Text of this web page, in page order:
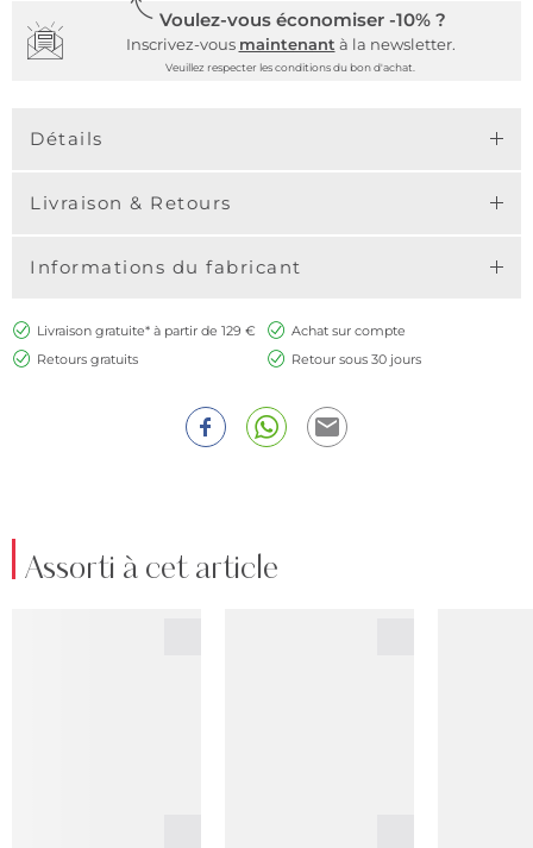
Voulez-vous économiser -10% ?
Inscrivez-vous maintenant à la newsletter.
Veuillez respecter les conditions du bon d'achat.
Détails
Livraison & Retours
Informations du fabricant
Livraison gratuite* à partir de 129 €
Achat sur compte
Retours gratuits
Retour sous 30 jours
Assorti à cet article